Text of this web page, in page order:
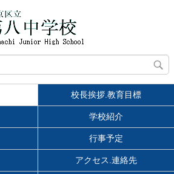
校長挨拶.教育目標
学校紹介
行事予定
アクセス.連絡先